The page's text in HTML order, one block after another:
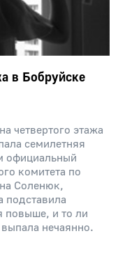
в Бобруйске
четвертого этажа
семилетняя
официальный
комитета по
Соленюк,
подставила
повыше, и то ли
нечаянно.